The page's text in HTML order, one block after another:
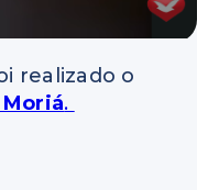
realizado o
.